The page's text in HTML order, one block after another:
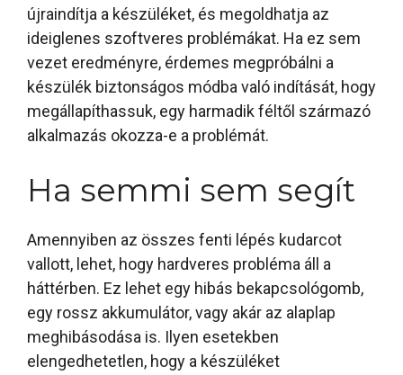
újraindítja a készüléket, és megoldhatja az
ideiglenes szoftveres problémákat. Ha ez sem
vezet eredményre, érdemes megpróbálni a
készülék biztonságos módba való indítását, hogy
megállapíthassuk, egy harmadik féltől származó
alkalmazás okozza-e a problémát.
Ha semmi sem segít
Amennyiben az összes fenti lépés kudarcot
vallott, lehet, hogy hardveres probléma áll a
háttérben. Ez lehet egy hibás bekapcsológomb,
egy rossz akkumulátor, vagy akár az alaplap
meghibásodása is. Ilyen esetekben
elengedhetetlen, hogy a készüléket